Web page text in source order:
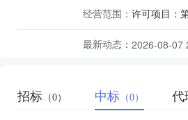
经营范围：
最新动态： 2026-08-07
招标 （0） 中标 （0） 代